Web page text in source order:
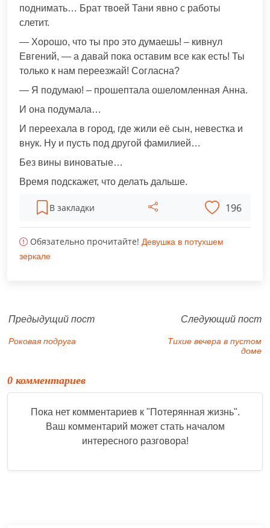
поднимать… Брат твоей Тани явно с работы
слетит.
— Хорошо, что ты про это думаешь! – кивнул
Евгений, — а давай пока оставим все как есть! Ты
только к нам переезжай! Согласна?
— Я подумаю! – прошептала ошеломленная Анна.
И она подумала…
И переехала в город, где жили её сын, невестка и
внук. Ну и пусть под другой фамилией…
Без вины виноватые…
Время подскажет, что делать дальше.
В закладки 196
Обязательно прочитайте! Девушка в потухшем
зеркале
Предыдущий пост
Роковая подруга
Следующий пост
Тихие вечера в пустом
доме
0 комментариев
Пока нет комментариев к "Потерянная жизнь".
Ваш комментарий может стать началом
интересного разговора!